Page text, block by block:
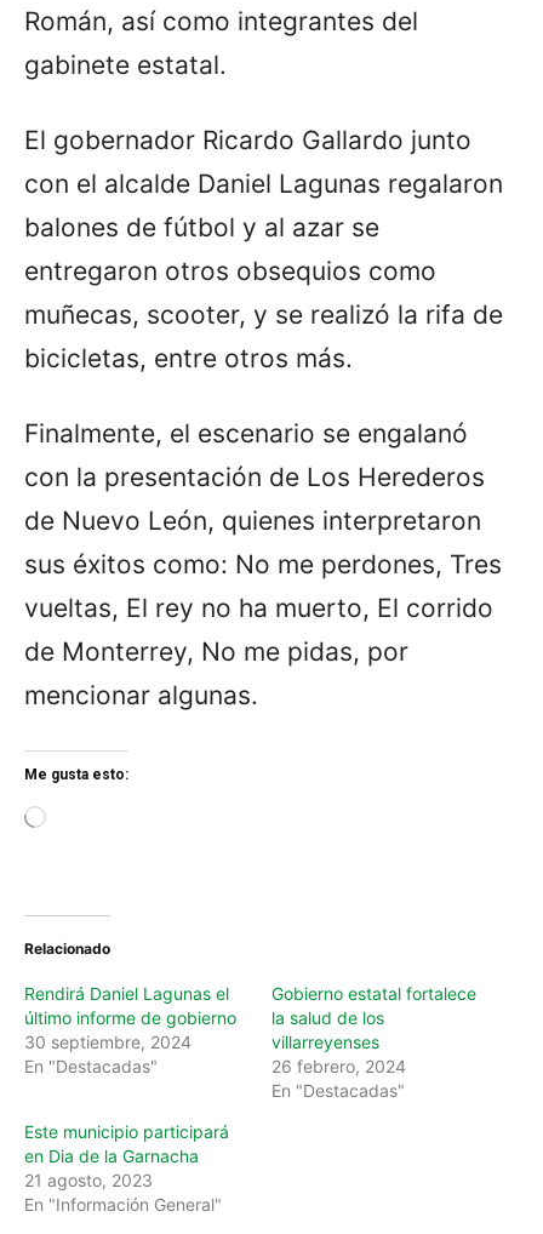
Román, así como integrantes del
gabinete estatal.
El gobernador Ricardo Gallardo junto
con el alcalde Daniel Lagunas regalaron
balones de fútbol y al azar se
entregaron otros obsequios como
muñecas, scooter, y se realizó la rifa de
bicicletas, entre otros más.
Finalmente, el escenario se engalanó
con la presentación de Los Herederos
de Nuevo León, quienes interpretaron
sus éxitos como: No me perdones, Tres
vueltas, El rey no ha muerto, El corrido
de Monterrey, No me pidas, por
mencionar algunas.
Me gusta esto:
g
Relacionado
Rendirá Daniel Lagunas el
último informe de gobierno
30 septiembre, 2024
En "Destacadas"
Gobierno estatal fortalece
la salud de los
villarreyenses
26 febrero, 2024
En "Destacadas"
Este municipio participará
en Dia de la Garnacha
21 agosto, 2023
En "Información General"